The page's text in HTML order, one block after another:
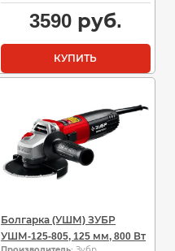
3590руб.
КУПИТЬ
Болгарка (УШМ) ЗУБР
УШМ-125-805, 125 мм, 800 Вт